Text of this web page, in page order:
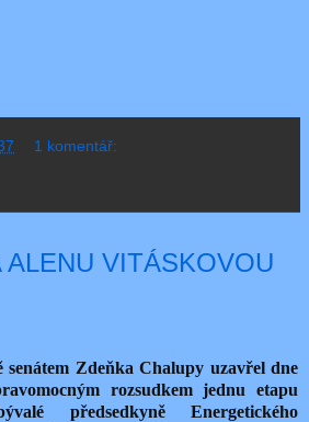
1 komentář:
ALENU VITÁSKOVOU
senátem Zdeňka Chalupy uzavřel dne
rozsudkem jednu etapu
předsedkyně Energetického